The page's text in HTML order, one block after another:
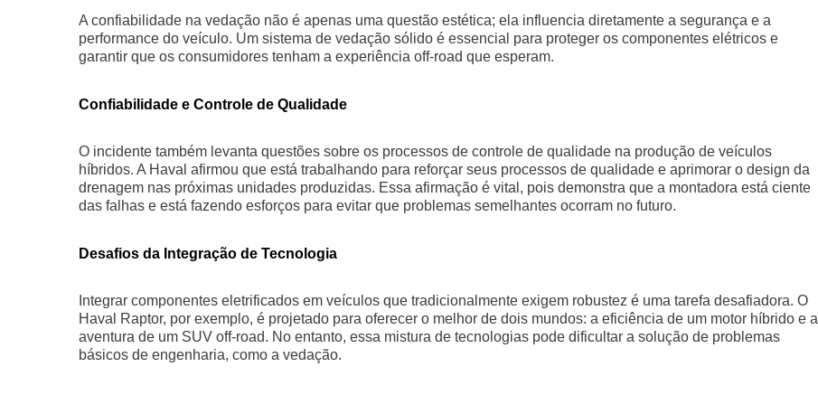
A confiabilidade na vedação não é apenas uma questão estética; ela influencia diretamente a segurança e a
performance do veículo. Um sistema de vedação sólido é essencial para proteger os componentes elétricos e
garantir que os consumidores tenham a experiência off-road que esperam.
Confiabilidade e Controle de Qualidade
O incidente também levanta questões sobre os processos de controle de qualidade na produção de veículos
híbridos. A Haval afirmou que está trabalhando para reforçar seus processos de qualidade e aprimorar o design da
drenagem nas próximas unidades produzidas. Essa afirmação é vital, pois demonstra que a montadora está ciente
das falhas e está fazendo esforços para evitar que problemas semelhantes ocorram no futuro.
Desafios da Integração de Tecnologia
Integrar componentes eletrificados em veículos que tradicionalmente exigem robustez é uma tarefa desafiadora. O
Haval Raptor, por exemplo, é projetado para oferecer o melhor de dois mundos: a eficiência de um motor híbrido e a
aventura de um SUV off-road. No entanto, essa mistura de tecnologias pode dificultar a solução de problemas
básicos de engenharia, como a vedação.